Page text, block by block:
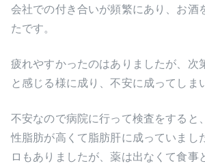
会社での付き合いが頻繁にあり、お酒
たです。
疲れやすかったのはありましたが、次
と感じる様に成り、不安に成ってしま
不安なので病院に行って検査をすると
性脂肪が高くて脂肪肝に成っていまし
ロもありましたが、薬は出なくて食事